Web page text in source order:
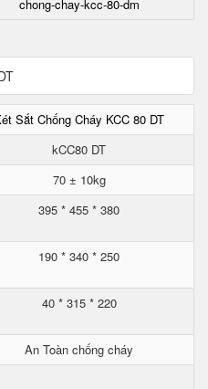
chong-chay-kcc-80-dm
Sắt Chống Cháy KCC 80 DT
kCC80 DT
70 ± 10kg
395 * 455 * 380
190 * 340 * 250
40 * 315 * 220
An Toàn chống cháy